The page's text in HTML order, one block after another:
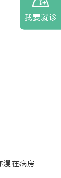
漫在病房
我要就诊